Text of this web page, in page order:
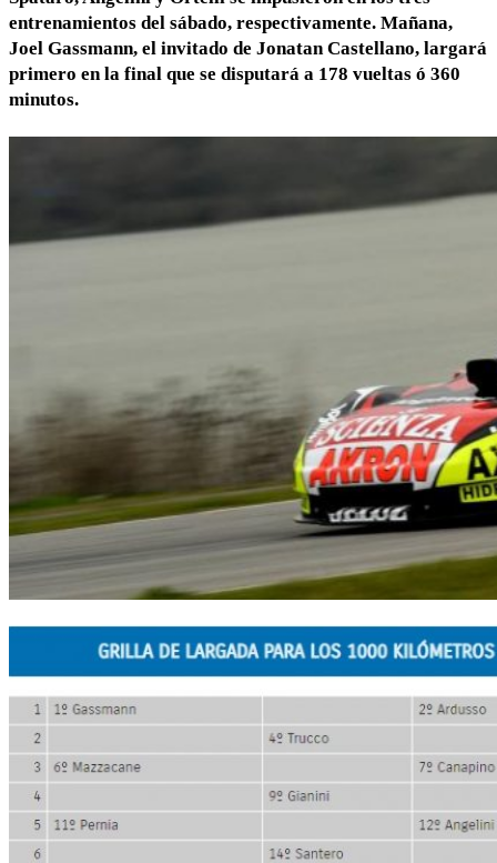
entrenamientos del sábado, respectivamente. Mañana,
Joel Gassmann, el invitado de Jonatan Castellano, largará
primero en la final que se disputará a 178 vueltas ó 360
minutos.